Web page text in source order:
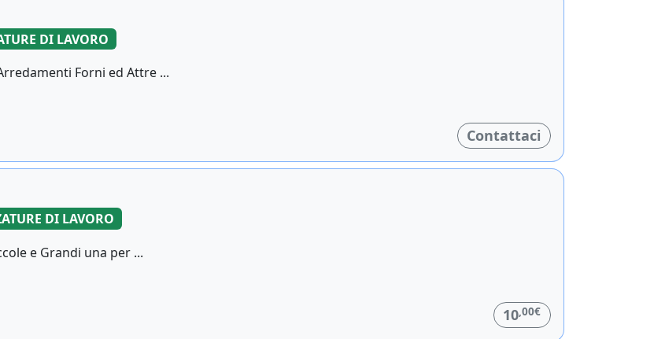
DI LAVORO
Forni ed Attre ...
Contattaci
DI LAVORO
e Grandi una per ...
10,00€